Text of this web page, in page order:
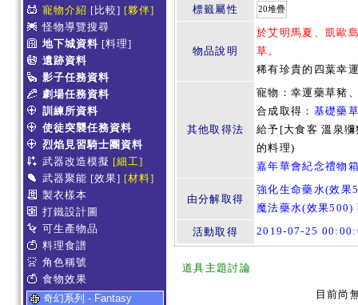
寵物介紹 [比較] [夥伴]
怪物導覽搜尋
地下城資料 [料理]
遺跡資料
影子任務資料
劇場任務資料
訓練所資料
使徒突襲任務資料
烈焰見習騎士團資料
武器改造模擬 [細工]
武器聚能 [效果] [材料]
製衣樣本
打鐵設計圖
可生產物品
料理食譜
角色稱號
食物效果
奇幻系列 - Fantasy
標籤屬性 20堆疊
物品說明
於艾明馬夏、凱歐
草。
稀有珍貴的四葉幸
其他取得法
寵物：幸運藥草豬
合成取得： 基礎藥
給予[大食客 溫泉
的料理)
嘉年華會紀念禮物
由分解取得
強化生命藥水(效果
魔法藥水(效果500)
活動取得
2019-07-25
道具主題討論
目前尚